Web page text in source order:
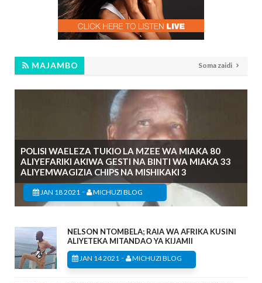
MAJAMBO Soma zaidi
POLISI WAELEZA TUKIO LA MZEE WA MIAKA 80
ALIYEFARIKI AKIWA GESTI NA BINTI WA MIAKA 33
ALIYEMWAGIZIA CHIPS NA MISHIKAKI 3
JAN 18 2021 - MICHUZI BLOG
NELSON NTOMBELA; RAIA WA AFRIKA KUSINI
ALIYETEKA MITANDAO YA KIJAMII
JAN 14 2021 - MICHUZI BLOG